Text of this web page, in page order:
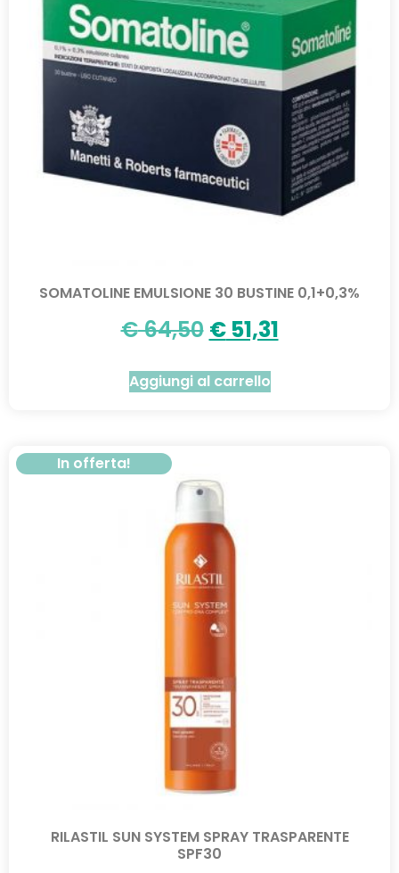
SOMATOLINE EMULSIONE 30 BUSTINE 0,1+0,3%
€64,50 €51,31
Aggiungi al carrello
In offerta!
RILASTIL SUN SYSTEM SPRAY TRASPARENTE
SPF30